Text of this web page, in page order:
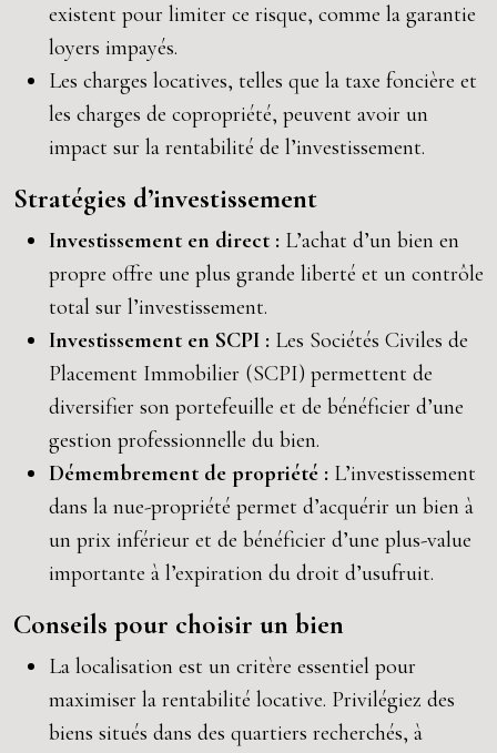
existent pour limiter ce risque, comme la garantie
loyers impayés.
Les charges locatives, telles que la taxe foncière et
les charges de copropriété, peuvent avoir un
impact sur la rentabilité de l’investissement.
Stratégies d’investissement
Investissement en direct : L’achat d’un bien en
propre offre une plus grande liberté et un contrôle
total sur l’investissement.
Investissement en SCPI : Les Sociétés Civiles de
Placement Immobilier (SCPI) permettent de
diversifier son portefeuille et de bénéficier d’une
gestion professionnelle du bien.
Démembrement de propriété : L’investissement
dans la nue-propriété permet d’acquérir un bien à
un prix inférieur et de bénéficier d’une plus-value
importante à l’expiration du droit d’usufruit.
Conseils pour choisir un bien
La localisation est un critère essentiel pour
maximiser la rentabilité locative. Privilégiez des
biens situés dans des quartiers recherchés, à